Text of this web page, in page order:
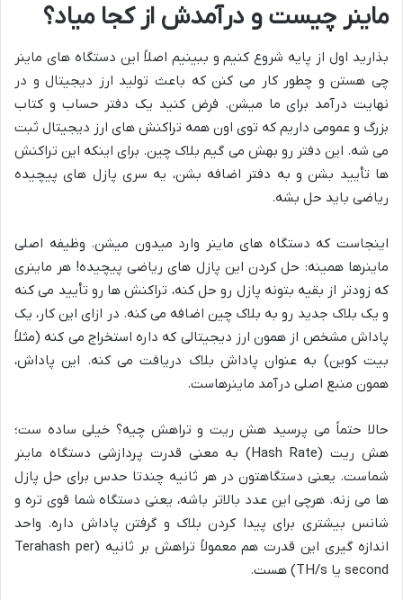
ماینر چیست و درآمدش از کجا میاد؟
بذارید اول از پایه شروع کنیم و ببینیم اصلاً این دستگاه های ماینر
چی هستن و چطور کار می کنن که باعث تولید ارز دیجیتال و در
نهایت درآمد برای ما میشن. فرض کنید یک دفتر حساب و کتاب
بزرگ و عمومی داریم که توی اون همه تراکنش های ارز دیجیتال ثبت
می شه. این دفتر رو بهش می گیم بلاک چین. برای اینکه این تراکنش
ها تأیید بشن و به دفتر اضافه بشن، یه سری پازل های پیچیده
ریاضی باید حل بشه.
اینجاست که دستگاه های ماینر وارد میدون میشن. وظیفه اصلی
ماینرها همینه: حل کردن این پازل های ریاضی پیچیده! هر ماینری
که زودتر از بقیه بتونه پازل رو حل کنه، تراکنش ها رو تأیید می کنه
و یک بلاک جدید رو به بلاک چین اضافه می کنه. در ازای این کار، یک
پاداش مشخص از همون ارز دیجیتالی که داره استخراج می کنه (مثلاً
بیت کوین) به عنوان پاداش بلاک دریافت می کنه. این پاداش،
همون منبع اصلی درآمد ماینرهاست.
حالا حتماً می پرسید هش ریت و تراهش چیه؟ خیلی ساده ست؛
هش ریت (Hash Rate) به معنی قدرت پردازشی دستگاه ماینر
شماست. یعنی دستگاهتون در هر ثانیه چندتا حدس برای حل پازل
ها می زنه. هرچی این عدد بالاتر باشه، یعنی دستگاه شما قوی تره و
شانس بیشتری برای پیدا کردن بلاک و گرفتن پاداش داره. واحد
اندازه گیری این قدرت هم معمولاً تراهش بر ثانیه (Terahash per
second یا TH/s) هست.